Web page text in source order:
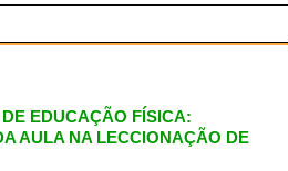
EDUCAÇÃO FÍSICA:
AULA NA LECCIONAÇÃO DE